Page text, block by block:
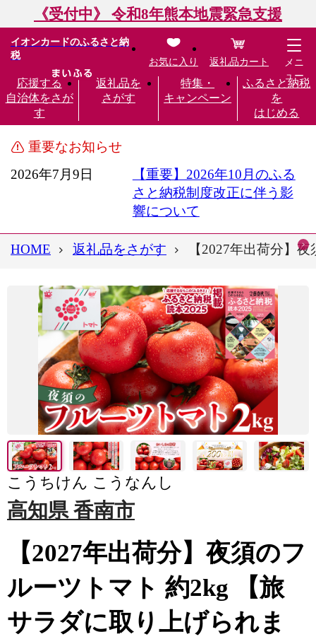
《受付中》 令和8年熊本地震緊急支援
イオンカードのふるさと納
税
応援する
自治体をさが
す
返礼品を
さがす
特集・
キャンペーン
ふるさと納税
を
はじめる
お気に入り 返礼品カート
メニ
ュー
重要なお知らせ
2026年7月9日
【重要】2026年10月のふる
さと納税制度改正に伴う影
響について
HOME 返礼品をさがす 【2027年出荷分】
こうちけん こうなんし
高知県 香南市
【2027年出荷分】夜須のフ
ルーツトマト 約2kg 【旅
サラダに取り上げられま